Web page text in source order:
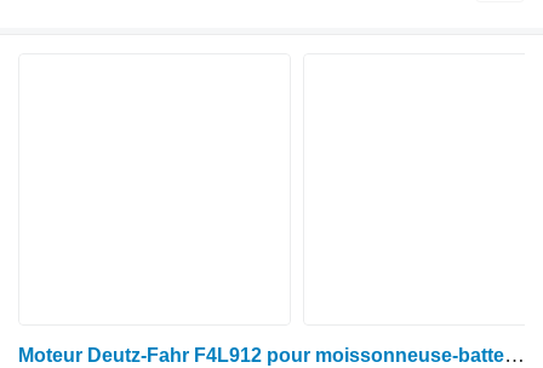
Moteur Deutz-Fahr F4L912 pour moissonneuse-batteuse Deutz-Fahr M 66,750,660,600